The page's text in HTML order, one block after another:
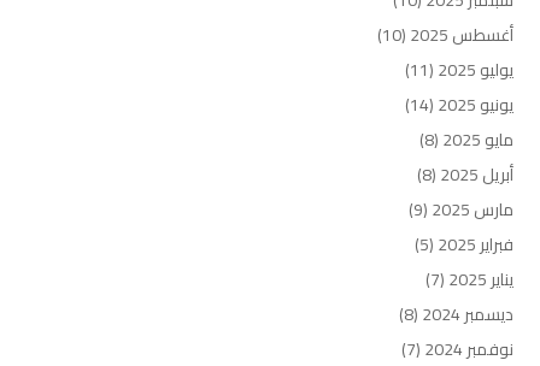
أغسطس 2025
(10)
يوليو 2025
(11)
يونيو 2025
(14)
مايو 2025
(8)
أبريل 2025
(8)
مارس 2025
(9)
فبراير 2025
(5)
يناير 2025
(7)
ديسمبر 2024
(8)
نوفمبر 2024
(7)